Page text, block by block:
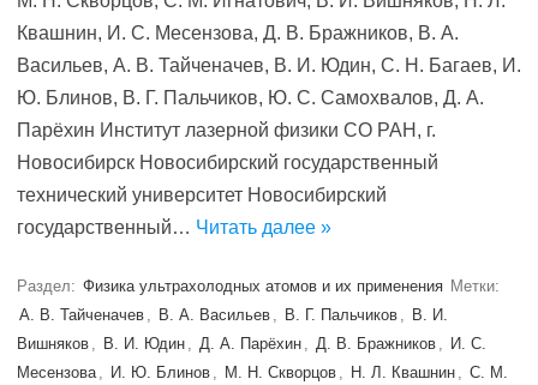
Квашнин, И. С. Месензова, Д. В. Бражников, В. А.
Васильев, А. В. Тайченачев, В. И. Юдин, С. Н. Багаев, И.
Ю. Блинов, В. Г. Пальчиков, Ю. С. Самохвалов, Д. А.
Парёхин Институт лазерной физики СО РАН, г.
Новосибирск Новосибирский государственный
технический университет Новосибирский
государственный… Читать далее »
Раздел: Физика ультрахолодных атомов и их применения Метки:
А. В. Тайченачев , В. А. Васильев , В. Г. Пальчиков , В. И.
Вишняков , В. И. Юдин , Д. А. Парёхин , Д. В. Бражников , И. С.
Месензова , И. Ю. Блинов , М. Н. Скворцов , Н. Л. Квашнин , С. М.